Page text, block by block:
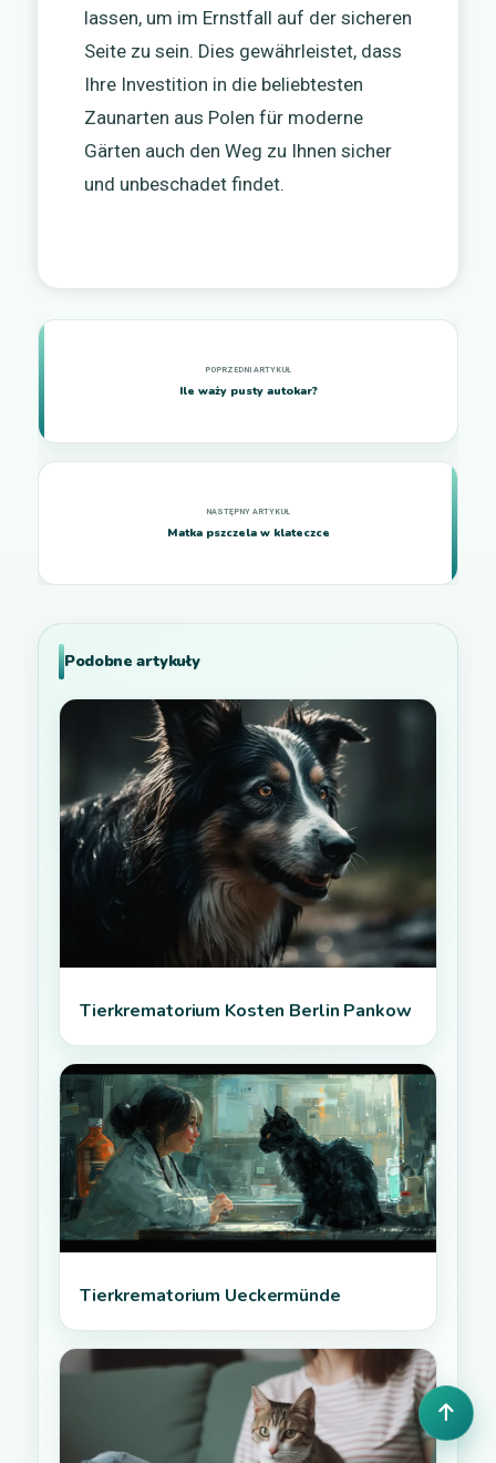
lassen, um im Ernstfall auf der sicheren
Seite zu sein. Dies gewährleistet, dass
Ihre Investition in die beliebtesten
Zaunarten aus Polen für moderne
Gärten auch den Weg zu Ihnen sicher
und unbeschadet findet.
Ile waży pusty autokar?
Matka pszczela w klateczce
Podobne artykuły
Tierkrematorium Kosten Berlin Pankow
Tierkrematorium Ueckermünde